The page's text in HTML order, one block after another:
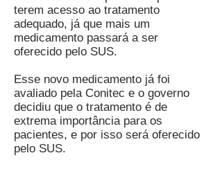
terem acesso ao tratamento
adequado, já que mais um
medicamento passará a ser
oferecido pelo SUS.
Esse novo medicamento já foi
avaliado pela Conitec e o governo
decidiu que o tratamento é de
extrema importância para os
pacientes, e por isso será oferecido
pelo SUS.